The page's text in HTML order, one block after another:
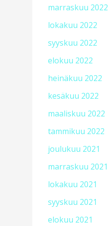
marraskuu 2022
lokakuu 2022
syyskuu 2022
elokuu 2022
heinäkuu 2022
kesäkuu 2022
maaliskuu 2022
tammikuu 2022
joulukuu 2021
marraskuu 2021
lokakuu 2021
syyskuu 2021
elokuu 2021